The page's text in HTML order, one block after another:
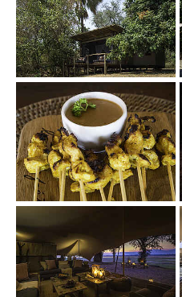
Show larger version